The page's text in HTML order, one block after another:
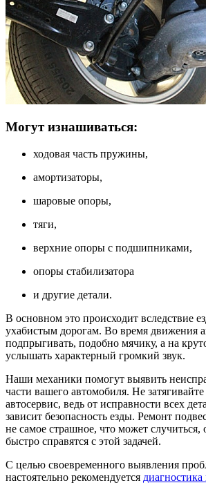
Могут изнашиваться:
ходовая часть пружины,
амортизаторы,
шаровые опоры,
тяги,
верхние опоры с подшипниками,
опоры стабилизатора
и другие детали.
В основном это происходит вследствие
ухабистым дорогам. Во время движения
подпрыгивать, подобно мячику, а на
услышать характерный громкий звук.
Наши механики помогут выявить
части вашего автомобиля. Не
автосервис, ведь от исправности всех
зависит безопасность езды. Ремонт
не самое страшное, что может случиться,
быстро справятся с этой задачей.
С целью своевременного выявления
настоятельно рекомендуется диагностика